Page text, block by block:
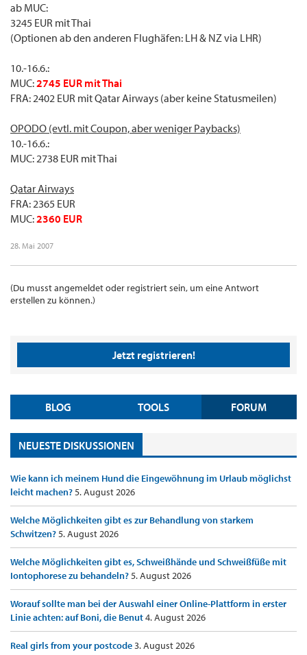
ab MUC:
3245 EUR mit Thai
(Optionen ab den anderen Flughäfen: LH & NZ via LHR)
10.-16.6.:
MUC:2745 EUR mit Thai
FRA: 2402 EUR mit Qatar Airways (aber keine Statusmeilen)
OPODO (evtl. mit Coupon, aber weniger Paybacks)
10.-16.6.:
MUC: 2738 EUR mit Thai
Qatar Airways
FRA: 2365 EUR
MUC:2360 EUR
28. Mai 2007
(Du musst angemeldet oder registriert sein, um eine Antwort
erstellen zu können.)
Jetzt registrieren!
BLOG TOOLS FORUM
NEUESTE DISKUSSIONEN
Wie kann ich meinem Hund die Eingewöhnung im Urlaub möglichst
leicht machen?5. August 2026
Welche Möglichkeiten gibt es zur Behandlung von starkem
Schwitzen?5. August 2026
Welche Möglichkeiten gibt es, Schweißhände und Schweißfüße mit
Iontophorese zu behandeln?5. August 2026
Worauf sollte man bei der Auswahl einer Online-Plattform in erster
Linie achten: auf Boni, die Benut4. August 2026
Real girls from your postcode3. August 2026